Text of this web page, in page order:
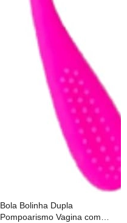
Bola Bolinha Dupla
Pompoarismo Vagina com